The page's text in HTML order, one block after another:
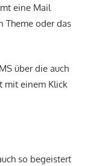
eine Mail
Theme oder das
über die auch
mit einem Klick
so begeistert